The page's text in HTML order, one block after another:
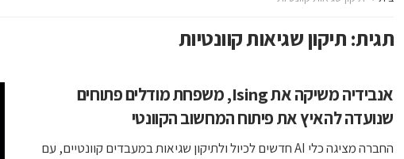
תגית: תיקון שגיאות קוונטיות
אנבידיה משיקה את Ising, משפחת מודלים פתוחים
שנועדה להאיץ את פיתוח המחשוב הקוונטי
החברה מציגה כלי AI חדשים לכיול ולתיקון שגיאות במעבדים קוונטיים, עם